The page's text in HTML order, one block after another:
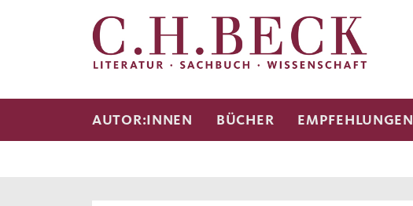
AUTOR:INNEN BÜCHER EMPFEHLUNGEN